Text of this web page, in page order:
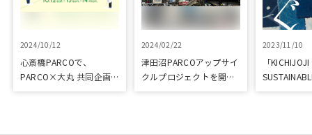
2024/10/12
心斎橋PARCOで、
PARCO×大丸 共同企画
2024/02/22
津田沼PARCOアップサイ
クルプロジェクトを開催
2023/11/10
「